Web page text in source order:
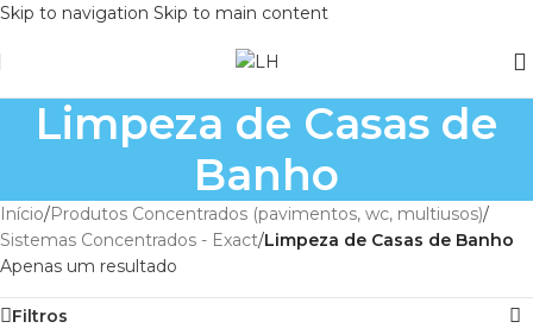
Skip to navigation Skip to main content
Limpeza de Casas de
Banho
Início/Produtos Concentrados (pavimentos, wc, multiusos)/
Sistemas Concentrados - Exact/Limpeza de Casas de Banho
Apenas um resultado
Filtros